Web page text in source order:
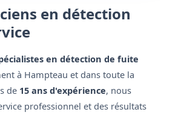
en détection
en détection de fuite
à Hampteau et dans toute la
de 15 ans d'expérience, nous
professionnel et des résultats